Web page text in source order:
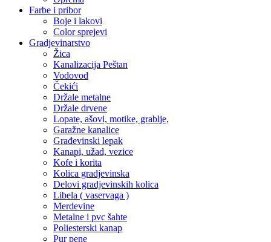
Farbe i pribor
Boje i lakovi
Color sprejevi
Gradjevinarstvo
Žica
Kanalizacija Peštan
Vodovod
Čekići
Držale metalne
Držale drvene
Lopate, ašovi, motike, grablje,
Garažne kanalice
Građevinski lepak
Kanapi, užad, vezice
Kofe i korita
Kolica gradjevinska
Delovi gradjevinskih kolica
Libela ( vaservaga )
Merdevine
Metalne i pvc šahte
Poliesterski kanap
Pur pene